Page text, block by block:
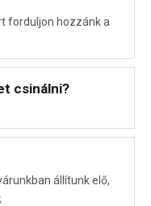
forduljon hozzánk a
csinálni?
állítunk elő,